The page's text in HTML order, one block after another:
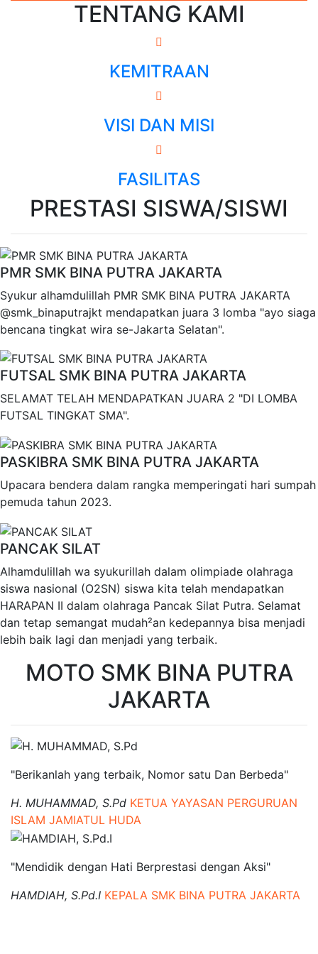
TENTANG KAMI
KEMITRAAN
VISI DAN MISI
FASILITAS
PRESTASI SISWA/SISWI
PMR SMK BINA PUTRA JAKARTA
Syukur alhamdulillah PMR SMK BINA PUTRA JAKARTA
@smk_binaputrajkt mendapatkan juara 3 lomba "ayo siaga
bencana tingkat wira se-Jakarta Selatan".
FUTSAL SMK BINA PUTRA JAKARTA
SELAMAT TELAH MENDAPATKAN JUARA 2 "DI LOMBA
FUTSAL TINGKAT SMA".
PASKIBRA SMK BINA PUTRA JAKARTA
Upacara bendera dalam rangka memperingati hari sumpah
pemuda tahun 2023.
PANCAK SILAT
Alhamdulillah wa syukurillah dalam olimpiade olahraga
siswa nasional (O2SN) siswa kita telah mendapatkan
HARAPAN II dalam olahraga Pancak Silat Putra. Selamat
dan tetap semangat mudah²an kedepannya bisa menjadi
lebih baik lagi dan menjadi yang terbaik.
MOTO SMK BINA PUTRA
JAKARTA
"Berikanlah yang terbaik, Nomor satu Dan Berbeda"
H. MUHAMMAD, S.Pd KETUA YAYASAN PERGURUAN
ISLAM JAMIATUL HUDA
"Mendidik dengan Hati Berprestasi dengan Aksi"
HAMDIAH, S.Pd.I KEPALA SMK BINA PUTRA JAKARTA